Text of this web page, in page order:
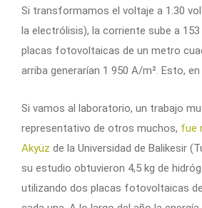
Si transformamos el voltaje a 1.30
la electrólisis), la corriente sube a
placas fotovoltaicas de un metro
arriba generarían 1 950 A/m². Esto,
Si vamos al laboratorio, un trabajo
representativo de otros muchos, fue
Akyüz de la Universidad de Balikesir
su estudio obtuvieron 4,5 kg de
utilizando dos placas fotovoltaicas